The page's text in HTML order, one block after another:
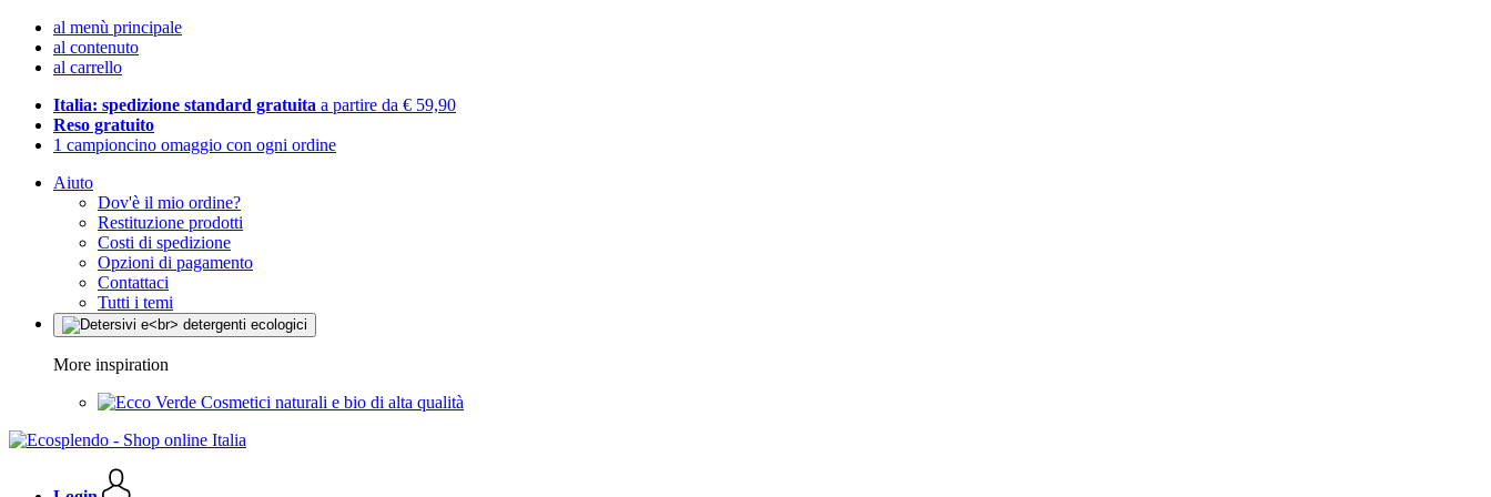
al menù principale
al contenuto
al carrello
Italia: spedizione standard gratuita a partire da € 59,90
Reso gratuito
1 campioncino omaggio con ogni ordine
Aiuto
Dov'è il mio ordine?
Restituzione prodotti
Costi di spedizione
Opzioni di pagamento
Contattaci
Tutti i temi
More inspiration
Cosmetici naturali e bio di alta qualità